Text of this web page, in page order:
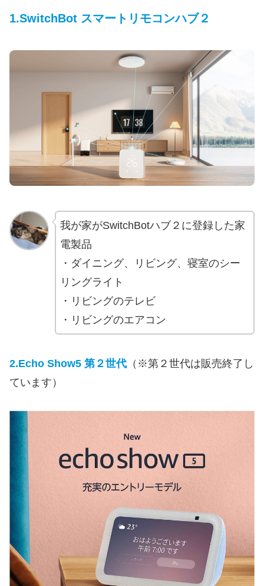
1.SwitchBot スマートリモコンハブ２
我が家がSwitchBotハブ２に登録した家
電製品
・ダイニング、リビング、寝室のシー
リングライト
・リビングのテレビ
・リビングのエアコン
2.Echo Show5 第２世代 （※第２世代は販売終了し
ています）